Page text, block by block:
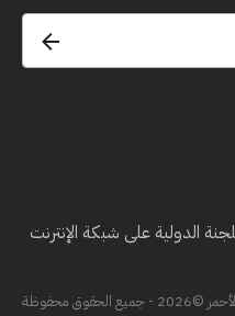
الدولية على شبكة الإنترنت
محفوظة